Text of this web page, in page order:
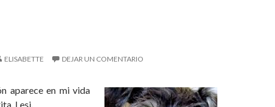
ELISABETTE DEJAR UN COMENTARIO
aparece en mi vida
Lesi.